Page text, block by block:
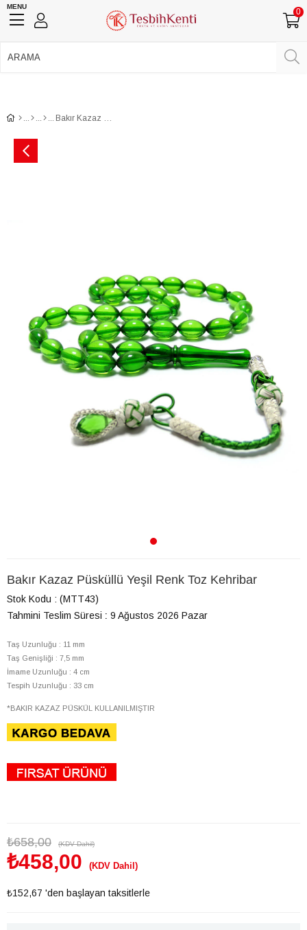
MENU
0
Bakır Kazaz Püsküllü Yeşil Renk Toz Kehribar
Bakır Kazaz Püsküllü Yeşil Renk Toz Kehribar
Stok Kodu
(MTT43)
Tahmini Teslim Süresi : 9 Ağustos 2026 Pazar
Taş Uzunluğu : 11 mm
Taş Genişliği : 7,5 mm
İmame Uzunluğu : 4 cm
Tespih Uzunluğu : 33 cm
*BAKIR KAZAZ PÜSKÜL KULLANILMIŞTIR
₺658,00 (KDV Dahil)
₺458,00 (KDV Dahil)
₺152,67 'den başlayan taksitlerle